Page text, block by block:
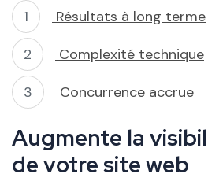
Résultats à long terme
Complexité technique
Concurrence accrue
Augmente la
de votre site web